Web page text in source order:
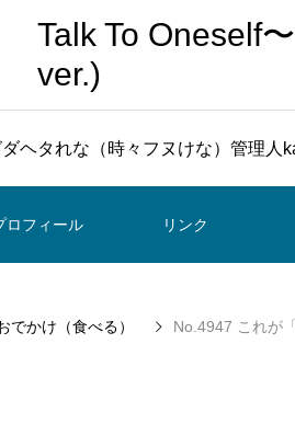
Talk To Oneself
ver.)
ヘタれな（時々フヌけな）管理
ロフィール リンク
でかけ（食べる） No.4947 これが